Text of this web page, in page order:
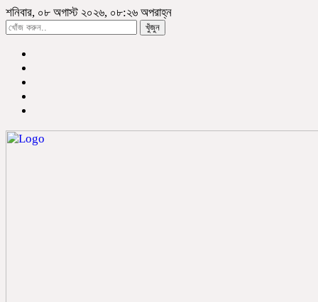
শনিবার, ০৮ অগাস্ট ২০২৬, ০৮:২৬ অপরাহ্ন
খুঁজুন